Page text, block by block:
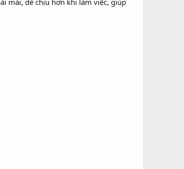
mái, dễ chịu hơn khi làm việc, giúp